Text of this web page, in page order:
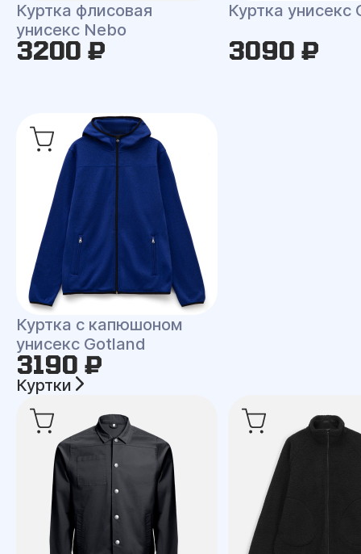
Куртка флисовая
унисекс Nebo
3200 ₽
Куртка унисекс
3090 ₽
Куртка с капюшоном
унисекс Gotland
3190 ₽
Куртки